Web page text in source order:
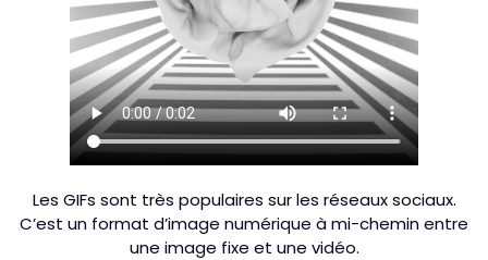
Les GIFs sont très populaires sur les réseaux sociaux.
C’est un format d’image numérique à mi-chemin entre
une image fixe et une vidéo.